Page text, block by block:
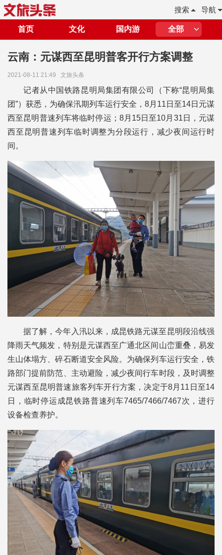
导航
搜索
首页 文化 国内游 全部
云南：元谋西至昆明普客开行方案调整
2021-08-11 21:49 文旅头条
记者从中国铁路昆明局集团有限公司（下称“昆明局集
团”）获悉，为确保汛期列车运行安全，8月11日至14日元谋
西至昆明普速列车将临时停运；8月15日至10月31日，元谋
西至昆明普速列车临时调整为分段运行，减少夜间运行时
间。
据了解，今年入汛以来，成昆铁路元谋至昆明段沿线强
降雨天气频发，特别是元谋西至广通北区间山峦重叠，易发
生山体塌方、碎石断道安全风险。为确保列车运行安全，铁
路部门提前防范、主动避险，减少夜间行车时段，及时调整
元谋西至昆明普速旅客列车开行方案，决定于8月11日至14
日，临时停运成昆铁路普速列车7465/7466/7467次，进行
设备检查养护。